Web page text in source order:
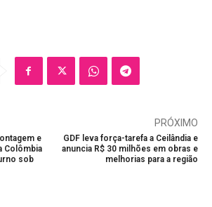
e
Colômbia
sob
PRÓXIMO
GDF leva força-tarefa a Ceilândia e
anuncia R$ 30 milhões em obras e
melhorias para a região